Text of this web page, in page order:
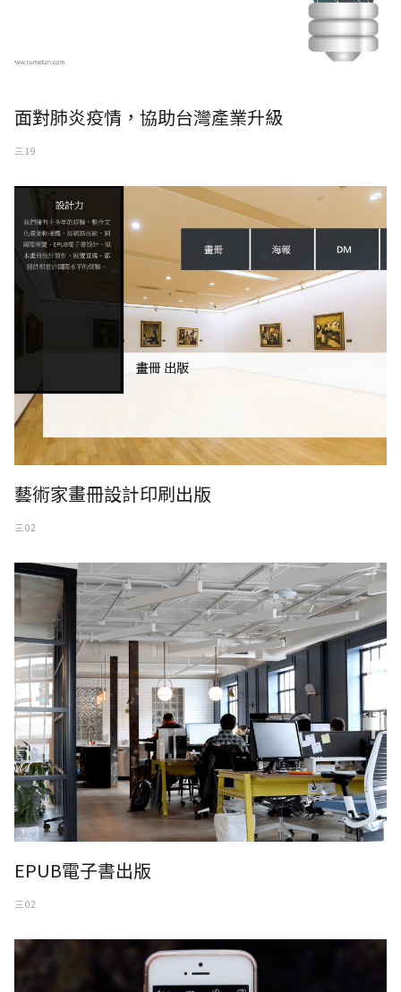
面對肺炎疫情，協助台灣產業升級
三 19
藝術家畫冊設計印刷出版
三 02
EPUB電子書出版
三 02